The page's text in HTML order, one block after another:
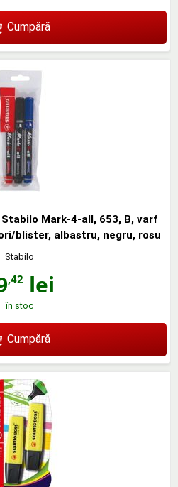
Cumpără
Mark-4-all, 653, B, varf
blister, albastru, negru, rosu
Stabilo
,42 lei
în stoc
Cumpără